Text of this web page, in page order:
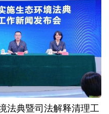
营业收入同比增长
作新气象
夏的清凉底气
法典暨司法解释清理工